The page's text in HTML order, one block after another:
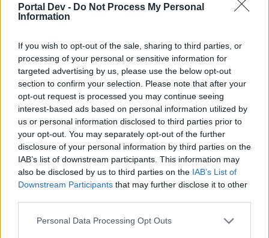
Portal Dev - Do Not Process My Personal
Information
If you wish to opt-out of the sale, sharing to third parties, or
processing of your personal or sensitive information for
targeted advertising by us, please use the below opt-out
section to confirm your selection. Please note that after your
opt-out request is processed you may continue seeing
interest-based ads based on personal information utilized by
us or personal information disclosed to third parties prior to
your opt-out. You may separately opt-out of the further
disclosure of your personal information by third parties on the
IAB’s list of downstream participants. This information may
also be disclosed by us to third parties on the IAB’s List of
Downstream Participants that may further disclose it to other
Personal Data Processing Opt Outs
Spoiler:Маг
последовательности выбирайте сами, в данном
посте просто моё мнение\игровой опыт,
который не является абсолютом. Главный посыл
всего поста по рунам — пункт 1.Основные руны.
Last edited:Jan 25, 2023
Jan 31, 2022
VladmirEST
Vladimirg
Грязная война (5/8).